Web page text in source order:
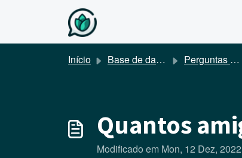
Avançar para o conteúdo principal
Início Base de dados de conhecimento Perguntas Frequentes
Quantos
Modificado em Mon, 12 Dez,